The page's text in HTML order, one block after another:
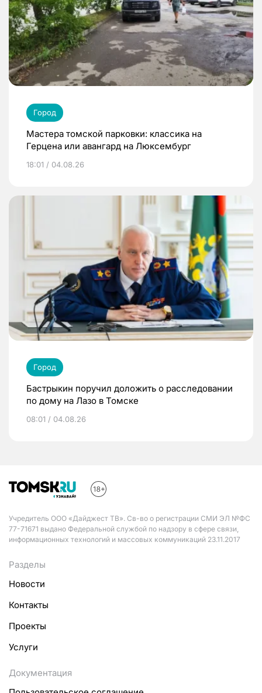
Город
Мастера томской парковки: классика на
Герцена или авангард на Люксембург
18:01 / 04.08.26
Город
Бастрыкин поручил доложить о расследовании
по дому на Лазо в Томске
08:01 / 04.08.26
Учредитель ООО «Дайджест ТВ». Св-во о регистрации СМИ ЭЛ №ФС
77-71671 выдано Федеральной службой по надзору в сфере связи,
информационных технологий и массовых коммуникаций 23.11.2017
Разделы
Новости
Контакты
Проекты
Услуги
Документация